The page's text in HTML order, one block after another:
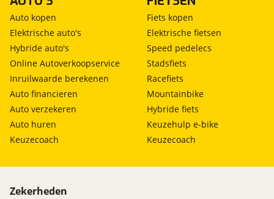
Standaard afleverpakket
Prijs:
€ 0,-
Omschrijving
BOVAG garantie (12 maanden); BOVAG 40-
Puntencheck; BOVAG Afleverbeurt; Geen Autotrust
Afleverbeurt bij aflevering APK minimaal 12
Auto kopen
Elektrische auto's
Hybride auto's
Online Autoverkoopservice
Inruilwaarde berekenen
Auto financieren
Auto verzekeren
Auto huren
Keuzecoach
Fiets kopen
Elektrische fietsen
Speed pedelecs
Stadsfiets
Racefiets
Mountainbike
Hybride fiets
Keuzehulp e-bike
Keuzecoach
Zekerheden